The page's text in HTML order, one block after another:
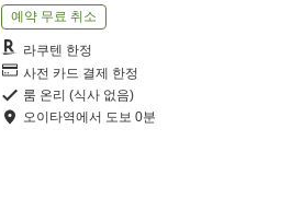
예약 무료 취소
라쿠텐 한정
사전 카드 결제 한정
룸 온리 (식사 없음)
오이타역에서 도보 0분